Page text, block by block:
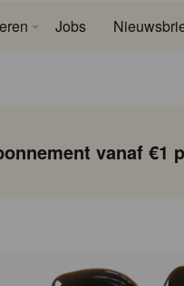
Jobs
vanaf €1